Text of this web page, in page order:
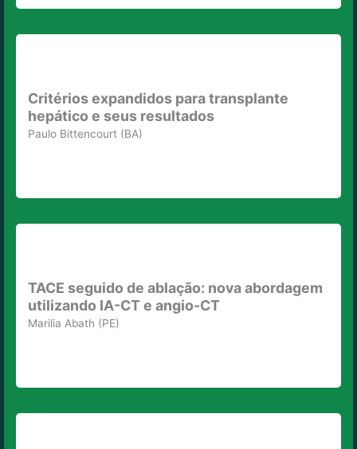
Critérios expandidos para transplante
hepático e seus resultados
Paulo Bittencourt (BA)
TACE seguido de ablação: nova abordagem
utilizando IA-CT e angio-CT
Marilia Abath (PE)